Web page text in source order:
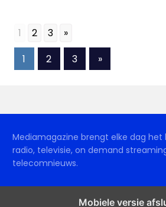
1 2 3 »
Berichten
1 2 3
Volgende
berichten
»
Mediamagazine brengt elke dag het
radio, televisie, on demand
telecomnieuws.
Mobiele versie